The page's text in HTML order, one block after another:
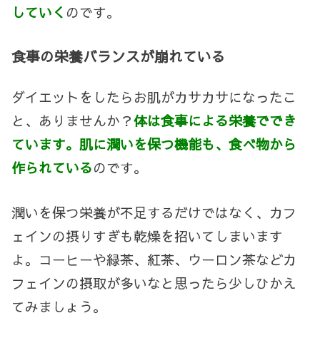
していく のです。
食事の栄養バランスが崩れている
ダイエットをしたらお肌がカサカサになったこ
と、ありませんか？体は食事による栄養ででき
ています。肌に潤いを保つ機能も、食べ物から
作られているのです。
潤いを保つ栄養が不足するだけではなく、カフ
ェインの摂りすぎも乾燥を招いてしまいます
よ。コーヒーや緑茶、紅茶、ウーロン茶などカ
フェインの摂取が多いなと思ったら少しひかえ
てみましょう。